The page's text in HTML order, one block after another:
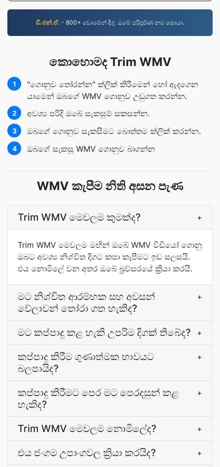
ඩී.එන්.ඒ. - 800+ ඩොමේන් දිගු. ඔබේ පරිපූර්ණ නම සොයා.
කොහොමද Trim WMV
1
"ගොනුව තෝරන්න" ක්ලික් කිරීමෙන් හෝ ඇදගෙන
යාමෙන් ඔබගේ WMV ගොනුව උඩුගත කරන්න.
2 අවශ්‍ය පරිදි ඔබේ සැකසුම් සකසන්න.
3 ඔබගේ ගොනුව සැකසීමට බොත්තම ක්ලික් කරන්න.
4 ඔබගේ සැකසූ WMV ගොනුව බාගන්න
WMV කැපීම නිති අසන පැණ
Trim WMV මෙවලම කුමක්ද? +
Trim WMV මෙවලම මඟින් ඔබේ WMV වීඩියෝ ගොනු
ඔබට අවශ්‍ය නිශ්චිත දිගට කපා කැපීමට ඉඩ සලසයි.
එය නොමිලේ වන අතර ඔබේ බ්‍රව්සරයේ ක්‍රියා කරයි.
මට නිශ්චිත ආරම්භක සහ අවසන්
වේලාවන් තෝරා ගත හැකිද?
+
මට කප්පාදු කළ හැකි උපරිම දිගක් තිබේද? +
කප්පාදු කිරීම ගුණාත්මක භාවයට
බලපායිද?
+
කප්පාදු කිරීමට පෙර මට පෙරදසුන් කළ
හැකිද?
+
Trim WMV මෙවලම නොමිලේද? +
එය ජංගම උපාංගවල ක්‍රියා කරයිද? +